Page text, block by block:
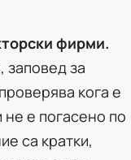
фирми.
заповед за
кога е
е погасено по
са кратки,